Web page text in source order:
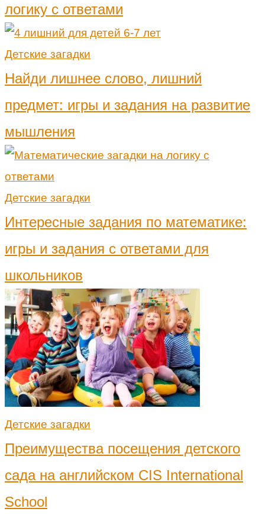
логику с ответами
Детские загадки
Найди лишнее слово, лишний
предмет: игры и задания на развитие
мышления
Детские загадки
Интересные задания по математике:
игры и задания с ответами для
школьников
Детские загадки
Преимущества посещения детского
сада на английском CIS International
School